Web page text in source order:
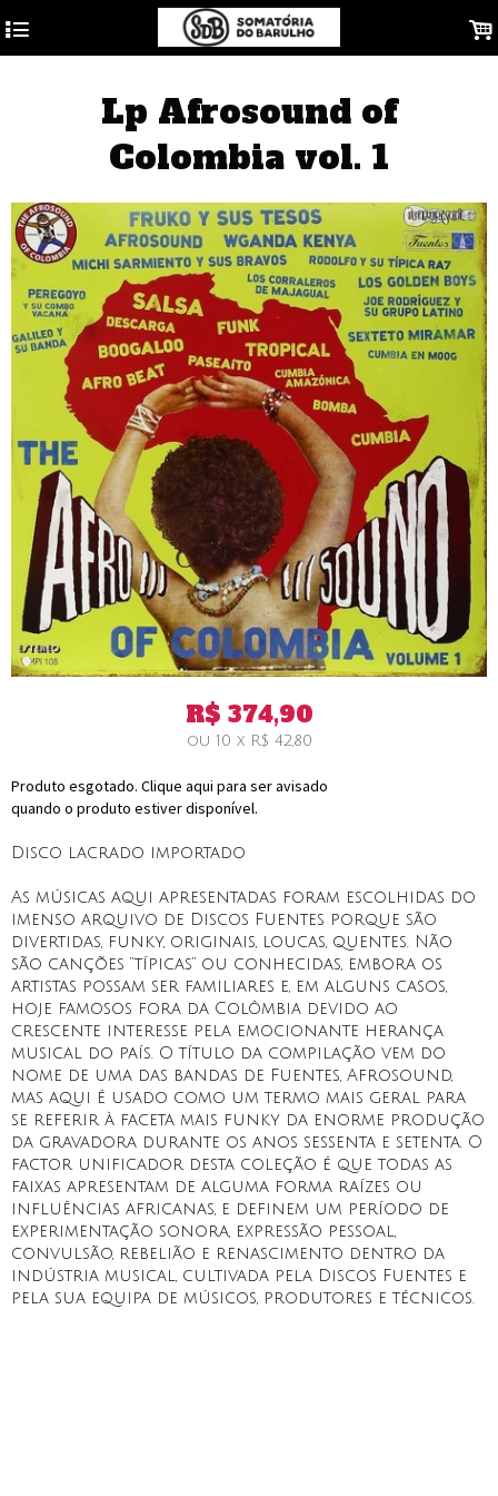
4 .
Lp Afrosound of
Colombia vol. 1
R$ 374,90
ou 10 x R$ 42,80
Produto esgotado. Clique aqui para ser avisado
quando o produto estiver disponível.
Disco lacrado importado
As músicas aqui apresentadas foram escolhidas do
imenso arquivo de Discos Fuentes porque são
divertidas, funky, originais, loucas, quentes. Não
são canções “típicas” ou conhecidas, embora os
artistas possam ser familiares e, em alguns casos,
hoje famosos fora da Colômbia devido ao
crescente interesse pela emocionante herança
musical do país. O título da compilação vem do
nome de uma das bandas de Fuentes, Afrosound,
mas aqui é usado como um termo mais geral para
se referir à faceta mais funky da enorme produção
da gravadora durante os anos sessenta e setenta. O
factor unificador desta coleção é que todas as
faixas apresentam de alguma forma raízes ou
influências africanas, e definem um período de
experimentação sonora, expressão pessoal,
convulsão, rebelião e renascimento dentro da
indústria musical, cultivada pela Discos Fuentes e
pela sua equipa de músicos, produtores e técnicos.